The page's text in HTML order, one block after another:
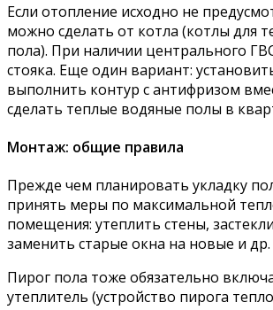
Если отопление исходно не
можно сделать от котла (котлы для
пола). При наличии центрального
стояка. Еще один вариант:
выполнить контур с антифризом
сделать теплые водяные полы в
Монтаж: общие правила
Прежде чем планировать укладку
принять меры по максимальной
помещения: утеплить стены,
заменить старые окна на новые и др.
Пирог пола тоже обязательно
утеплитель (устройство пирога